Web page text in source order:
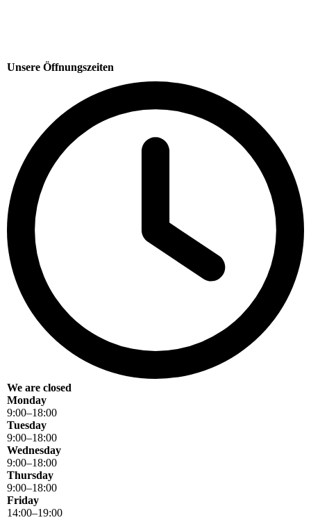
Unsere Öffnungszeiten
We are closed
Monday
9:00–18:00
Tuesday
9:00–18:00
Wednesday
9:00–18:00
Thursday
9:00–18:00
Friday
14:00–19:00